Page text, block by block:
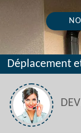
Déplacement